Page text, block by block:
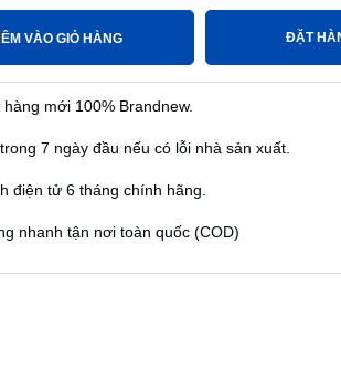
VÀO GIỎ HÀNG ĐẶT
hàng mới 100% Brandnew.
7 ngày đầu nếu có lỗi nhà sản xuất.
điện tử 6 tháng chính hãng.
nhanh tận nơi toàn quốc (COD)